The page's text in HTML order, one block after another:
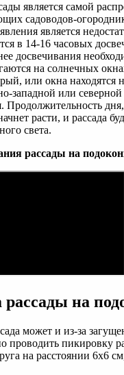
является самой
садоводов-
является
в 14-16 часовых
досвечивания
на солнечных
или окна находятся
западной или северной
Продолжительность
расти, и рассада
света.
рассады на
на
может и из-за
проводить пикировку
на расстоянии 6х6